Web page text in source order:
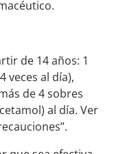
de 14 años: 1
veces al día),
de 4 sobres
al día. Ver